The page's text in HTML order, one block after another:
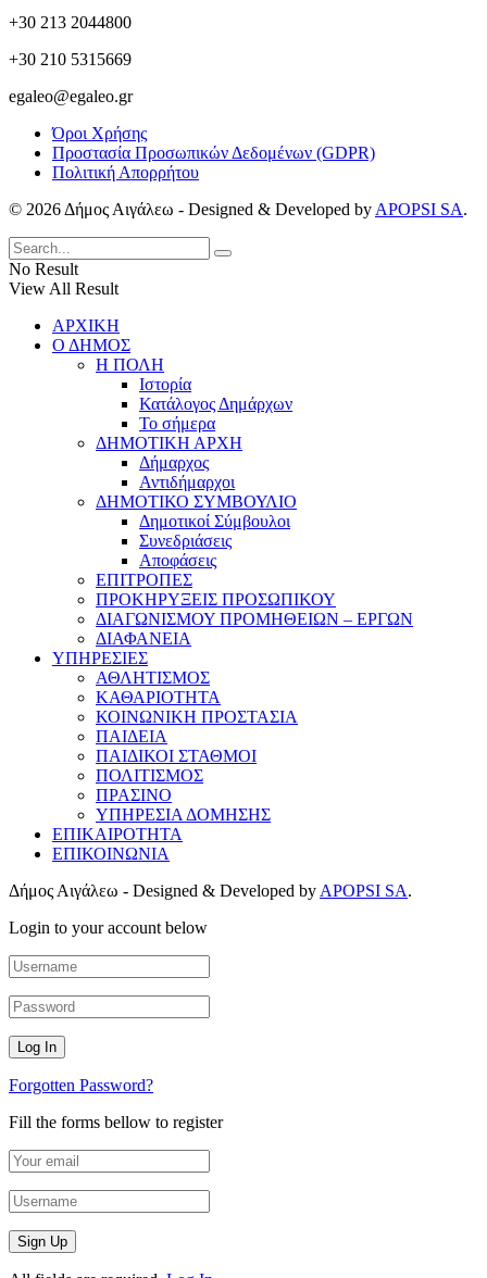
+30 213 2044800
+30 210 5315669
egaleo@egaleo.gr
Όροι Χρήσης
Προστασία Προσωπικών Δεδομένων (GDPR)
Πολιτική Απορρήτου
© 2026 Δήμος Αιγάλεω - Designed & Developed by APOPSI SA.
No Result
View All Result
ΑΡΧΙΚΗ
Ο ΔΗΜΟΣ
Η ΠΟΛΗ
Ιστορία
Κατάλογος Δημάρχων
Το σήμερα
ΔΗΜΟΤΙΚΗ ΑΡΧΗ
Δήμαρχος
Αντιδήμαρχοι
ΔΗΜΟΤΙΚΟ ΣΥΜΒΟΥΛΙΟ
Δημοτικοί Σύμβουλοι
Συνεδριάσεις
Αποφάσεις
ΕΠΙΤΡΟΠΕΣ
ΠΡΟΚΗΡΥΞΕΙΣ ΠΡΟΣΩΠΙΚΟΥ
ΔΙΑΓΩΝΙΣΜΟΥ ΠΡΟΜΗΘΕΙΩΝ – ΕΡΓΩΝ
ΔΙΑΦΑΝΕΙΑ
ΥΠΗΡΕΣΙΕΣ
ΑΘΛΗΤΙΣΜΟΣ
ΚΑΘΑΡΙΟΤΗΤΑ
ΚΟΙΝΩΝΙΚΗ ΠΡΟΣΤΑΣΙΑ
ΠΑΙΔΕΙΑ
ΠΑΙΔΙΚΟΙ ΣΤΑΘΜΟΙ
ΠΟΛΙΤΙΣΜΟΣ
ΠΡΑΣΙΝΟ
ΥΠΗΡΕΣΙΑ ΔΟΜΗΣΗΣ
ΕΠΙΚΑΙΡΟΤΗΤΑ
ΕΠΙΚΟΙΝΩΝΙΑ
Δήμος Αιγάλεω - Designed & Developed by APOPSI SA.
Login to your account below
Forgotten Password?
Fill the forms bellow to register